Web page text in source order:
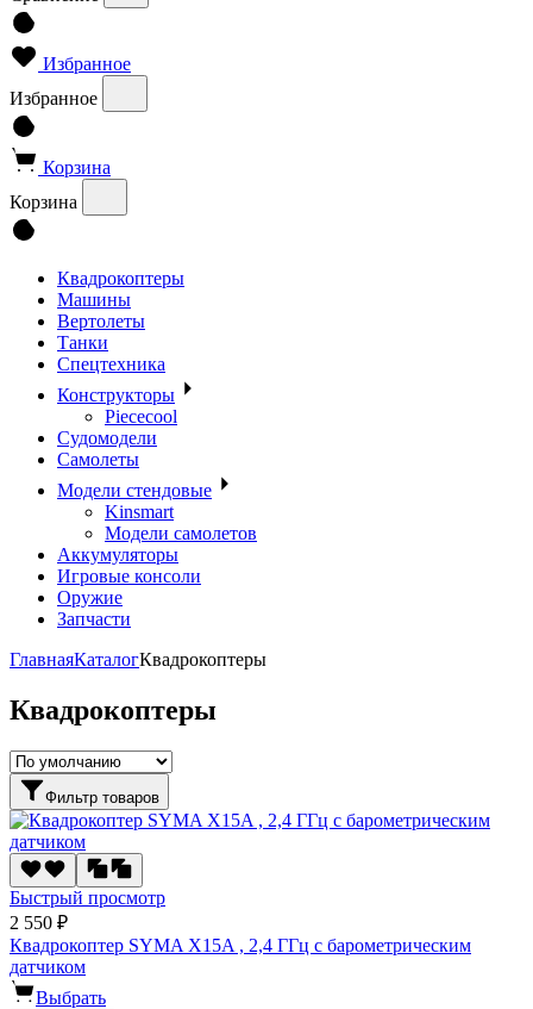
Избранное
Избранное
Корзина
Корзина
Квадрокоптеры
Машины
Вертолеты
Танки
Спецтехника
Конструкторы
Piececool
Судомодели
Самолеты
Модели стендовые
Kinsmart
Модели самолетов
Аккумуляторы
Игровые консоли
Оружие
Запчасти
ГлавнаяКаталогКвадрокоптеры
Квадрокоптеры
Фильтр товаров
Быстрый просмотр
2 550 ₽
Квадрокоптер SYMA X15A , 2,4 ГГц с барометрическим
датчиком
Выбрать